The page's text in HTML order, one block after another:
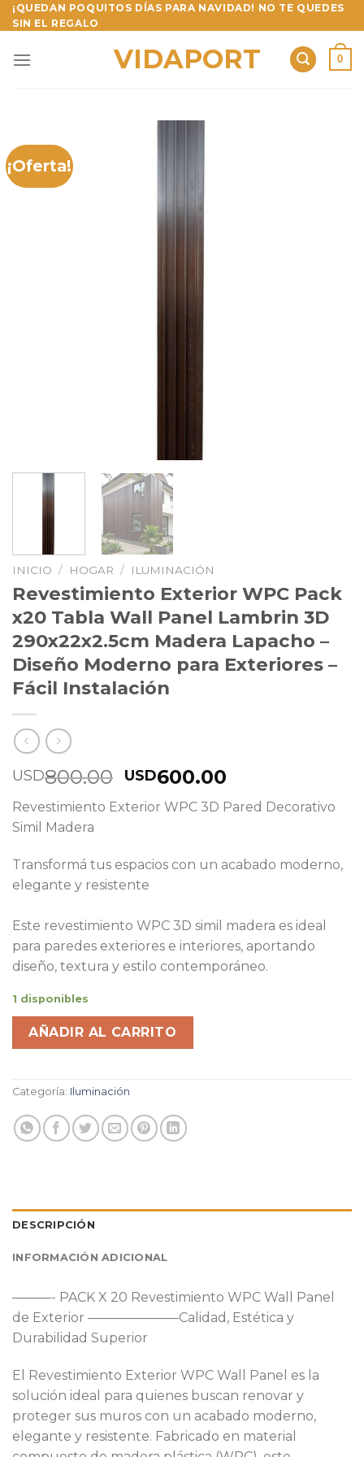
Skip
to
¡QUEDAN POQUITOS DÍAS PARA NAVIDAD! NO TE QUEDES
SIN EL REGALO
VIDAPORT 0
¡Oferta!
INICIO / HOGAR / ILUMINACIÓN
Revestimiento Exterior WPC Pack
x20 Tabla Wall Panel Lambrin 3D
290x22x2.5cm Madera Lapacho –
Diseño Moderno para Exteriores –
Fácil Instalación
USD800.00 USD600.00
Revestimiento Exterior WPC 3D Pared Decorativo
Simil Madera
Transformá tus espacios con un acabado moderno,
elegante y resistente
Este revestimiento WPC 3D simil madera es ideal
para paredes exteriores e interiores, aportando
diseño, textura y estilo contemporáneo.
1 disponibles
AÑADIR AL CARRITO
Categoría: Iluminación
DESCRIPCIÓN
INFORMACIÓN ADICIONAL
———- PACK X 20 Revestimiento WPC Wall Panel
de Exterior –——————–Calidad, Estética y
Durabilidad Superior
El Revestimiento Exterior WPC Wall Panel es la
solución ideal para quienes buscan renovar y
proteger sus muros con un acabado moderno,
elegante y resistente. Fabricado en material